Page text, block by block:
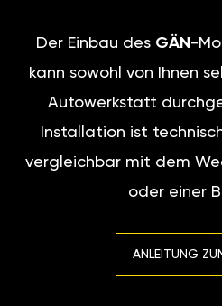
Der Einbau des GÄN -
kann sowohl von Ihnen
Autowerkstatt
Installation ist
vergleichbar mit dem
oder einer
ANLEITUNG